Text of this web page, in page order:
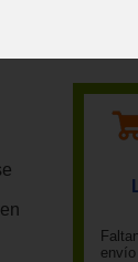
Faltan
envío